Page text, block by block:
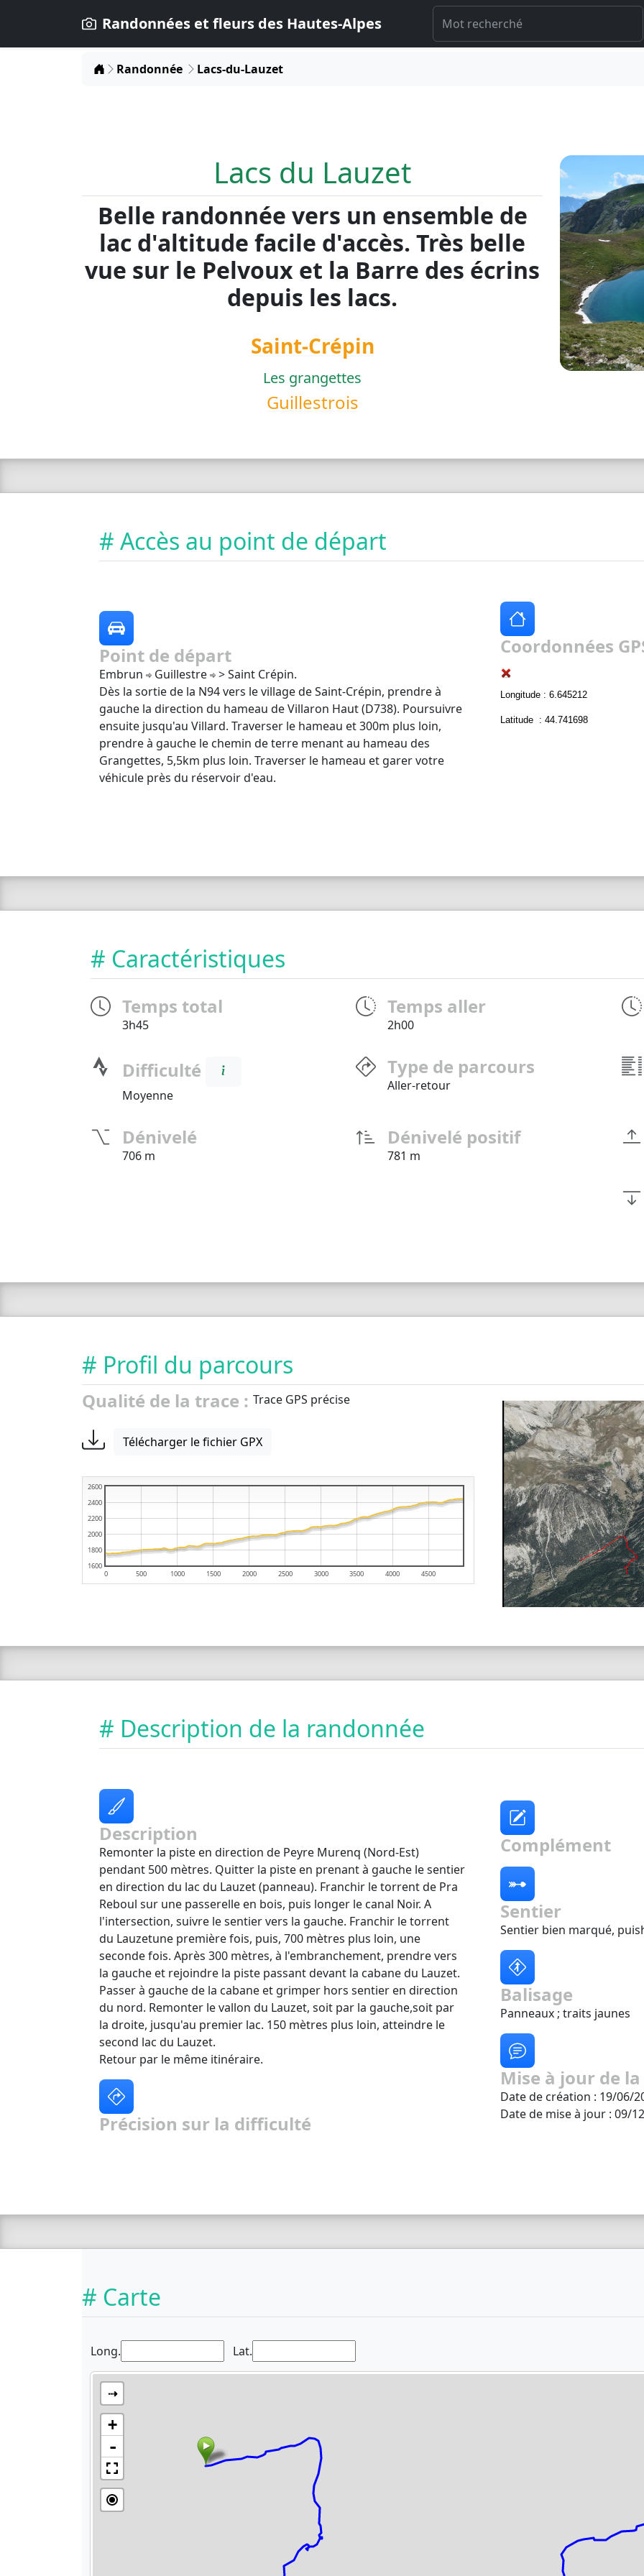
Randonnées et fleurs des Hautes-Alpes
Home
Randonnée Lacs-du-Lauzet
Lacs du Lauzet
Belle randonnée vers un ensemble de
lac d'altitude facile d'accès. Très belle
vue sur le Pelvoux et la Barre des écrins
depuis les lacs.
Saint-Crépin
Les grangettes
Guillestrois
# Accès au point de départ
Point de départ
Embrun Guillestre
> Saint Crépin.
Dès la sortie de la N94 vers le village de Saint-Crépin, prendre à
gauche la direction du hameau de Villaron Haut (D738). Poursuivre
ensuite jusqu'au Villard. Traverser le hameau et 300m plus loin,
prendre à gauche le chemin de terre menant au hameau des
Grangettes, 5,5km plus loin. Traverser le hameau et garer votre
véhicule près du réservoir d'eau.
Coordonnées
Longitude : 6.645212
Latitude : 44.741698
# Caractéristiques
Temps total
3h45
Temps aller
2h00
Difficulté
Moyenne
Type de parcours
Aller-retour
Dénivelé
706 m
Dénivelé positif
781 m
# Profil du parcours
Qualité de la trace : Trace GPS précise
Télécharger le fichier GPX
0 500 1000 1500 2000 2500 3000 3500 4000 4500
1600
1800
2000
2200
2400
2600
# Description de la randonnée
Description
Remonter la piste en direction de Peyre Murenq (Nord-Est)
pendant 500 mètres. Quitter la piste en prenant à gauche le sentier
en direction du lac du Lauzet (panneau). Franchir le torrent de Pra
Reboul sur une passerelle en bois, puis longer le canal Noir. A
l'intersection, suivre le sentier vers la gauche. Franchir le torrent
du Lauzetune première fois, puis, 700 mètres plus loin, une
seconde fois. Après 300 mètres, à l'embranchement, prendre vers
la gauche et rejoindre la piste passant devant la cabane du Lauzet.
Passer à gauche de la cabane et grimper hors sentier en direction
du nord. Remonter le vallon du Lauzet, soit par la gauche,soit par
la droite, jusqu'au premier lac. 150 mètres plus loin, atteindre le
second lac du Lauzet.
Retour par le même itinéraire.
Précision sur la difficulté
Complément
Sentier
Sentier bien marqué,
Balisage
Panneaux ; traits jaunes
Mise à jour de
Date de création : 19/06/
Date de mise à jour : 09/
# Carte
Long. Lat.
⇢
+
-